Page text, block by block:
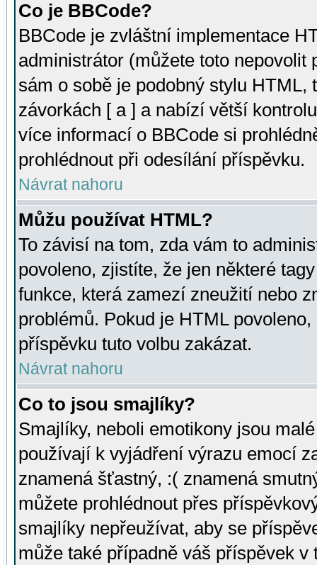
Co je BBCode?
BBCode je zvláštní implementace
administrátor (můžete toto
sám o sobě je podobný stylu HTML,
závorkách [ a ] a nabízí větší
více informací o BBCode si
prohlédnout při odesílání příspěvku.
Návrat nahoru
Můžu používat HTML?
To závisí na tom, zda vám to
povoleno, zjistíte, že jen některé
funkce, která zamezí zneužití nebo
problémů. Pokud je HTML
příspěvku tuto volbu zakázat.
Návrat nahoru
Co to jsou smajlíky?
Smajlíky, neboli emotikony jsou
používají k vyjádření výrazu emocí
znamená šťastný, :( znamená
můžete prohlédnout přes
smajlíky nepřeužívat, aby se
může také případně váš příspěvek v